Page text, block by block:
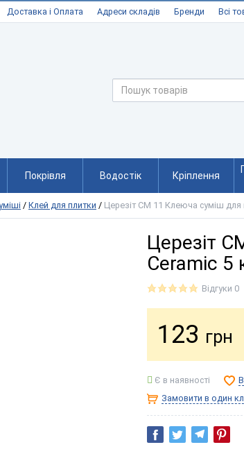
Доставка і Оплата Адреси складів Бренди Всі
Покрівля Водостік Кріплення
/ Клей для плитки / Церезіт СМ 11 Клеюча суміш для
Церезіт
Ceramic 5
Відгуки 0
123 грн
Є в наявності
Замовити в один